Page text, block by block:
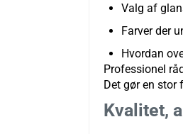
Valg af
Farver der
Hvordan
Professionel
Det gør en stor
Kvalitet,